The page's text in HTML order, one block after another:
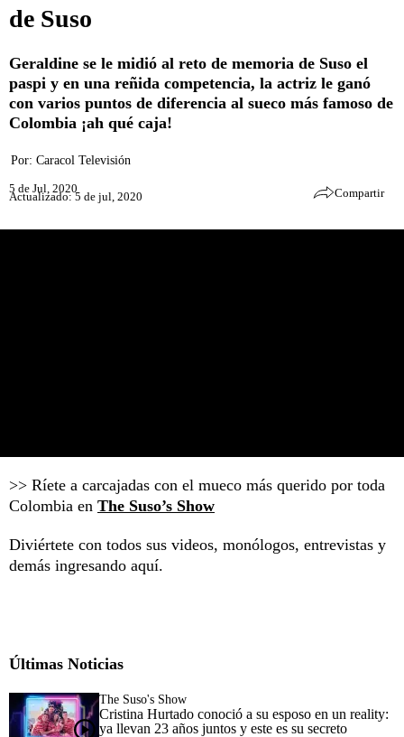
de Suso
Geraldine se le midió al reto de memoria de Suso el
paspi y en una reñida competencia, la actriz le ganó
con varios puntos de diferencia al sueco más famoso de
Colombia ¡ah qué caja!
Por: Caracol Televisión
5 de Jul, 2020
Actualizado: 5 de jul, 2020 Compartir
>> Ríete a carcajadas con el mueco más querido por toda
Colombia en The Suso’s Show
Diviértete con todos sus videos, monólogos, entrevistas y
demás ingresando aquí.
Últimas Noticias
The Suso's Show
Cristina Hurtado conoció a su esposo en un reality:
ya llevan 23 años juntos y este es su secreto